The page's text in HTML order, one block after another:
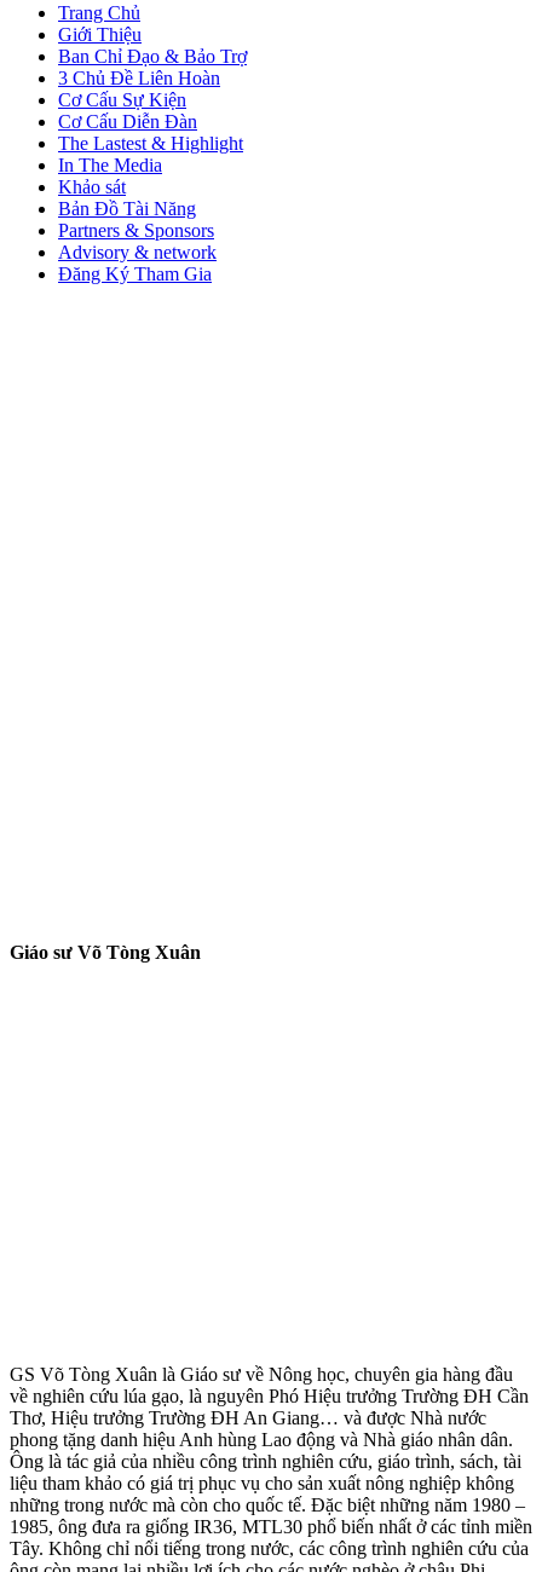
Trang Chủ
Giới Thiệu
Ban Chỉ Đạo & Bảo Trợ
3 Chủ Đề Liên Hoàn
Cơ Cấu Sự Kiện
Cơ Cấu Diễn Đàn
The Lastest & Highlight
In The Media
Khảo sát
Bản Đồ Tài Năng
Partners & Sponsors
Advisory & network
Đăng Ký Tham Gia
Giáo sư Võ Tòng Xuân
GS Võ Tòng Xuân là Giáo sư về Nông học, chuyên gia hàng đầu
về nghiên cứu lúa gạo, là nguyên Phó Hiệu trưởng Trường ĐH Cần
Thơ, Hiệu trưởng Trường ĐH An Giang… và được Nhà nước
phong tặng danh hiệu Anh hùng Lao động và Nhà giáo nhân dân.
Ông là tác giả của nhiều công trình nghiên cứu, giáo trình, sách, tài
liệu tham khảo có giá trị phục vụ cho sản xuất nông nghiệp không
những trong nước mà còn cho quốc tế. Đặc biệt những năm 1980 –
1985, ông đưa ra giống IR36, MTL30 phổ biến nhất ở các tỉnh miền
Tây. Không chỉ nổi tiếng trong nước, các công trình nghiên cứu của